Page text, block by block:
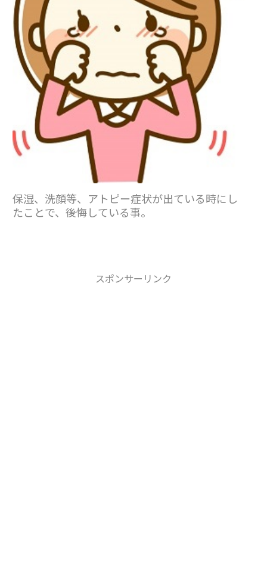
保湿、洗顔等、アトピー症状が出ている時にし
たことで、後悔している事。
スポンサーリンク